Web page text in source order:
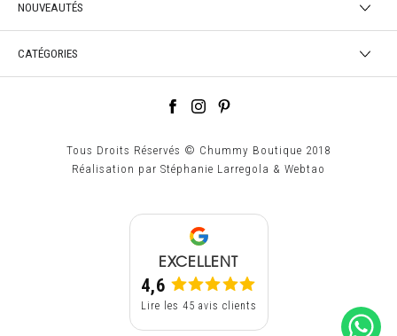
NOUVEAUTÉS
CATÉGORIES
Tous Droits Réservés © Chummy Boutique 2018
Réalisation par Stéphanie Larregola & Webtao
EXCELLENT
4,6
Lire les 45 avis clients